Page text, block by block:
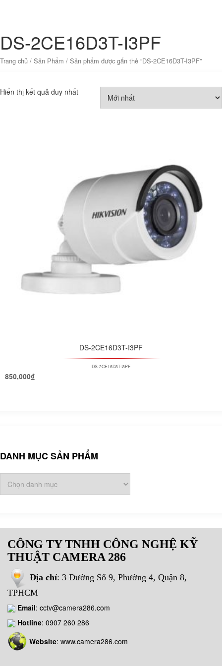
DS-2CE16D3T-I3PF
Trang chủ / Sản Phẩm / Sản phẩm được gắn thẻ “DS-2CE16D3T-I3PF”
Hiển thị kết quả duy nhất
DS-2CE16D3T-I3PF
DS-2CE16D3T-I3PF
850,000₫
DANH MỤC SẢN PHẨM
CÔNG TY TNHH CÔNG NGHỆ KỸ
THUẬT CAMERA 286
Địa chỉ: 3 Đường Số 9, Phường 4, Quận 8,
TPHCM
Email: cctv@camera286.com
Hotline: 0907 260 286
Website: www.camera286.com